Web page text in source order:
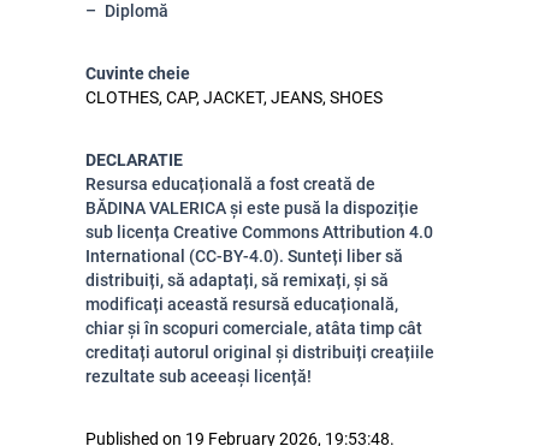
Diplomă
Cuvinte cheie
CLOTHES, CAP, JACKET, JEANS, SHOES
DECLARATIE
Resursa educațională a fost creată de
BĂDINA VALERICA și este pusă la dispoziție
sub licența Creative Commons Attribution 4.0
International (CC-BY-4.0). Sunteți liber să
distribuiți, să adaptați, să remixați, și să
modificați această resursă educațională,
chiar și în scopuri comerciale, atâta timp cât
creditați autorul original și distribuiți creațiile
rezultate sub aceeași licență!
Published on 19 February 2026, 19:53:48.